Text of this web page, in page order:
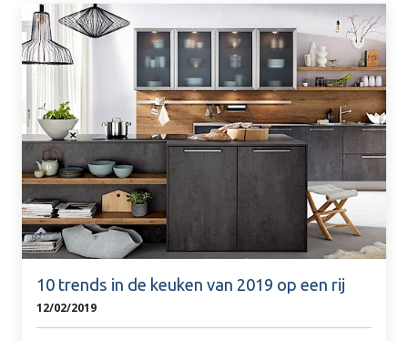
10 trends in de keuken van 2019 op een rij
12/02/2019